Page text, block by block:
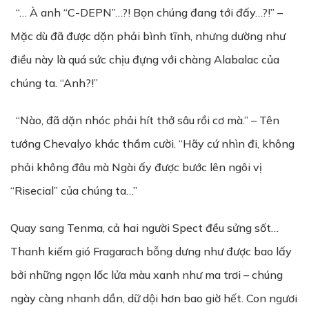
“… À anh “C-DEPN”…?! Bọn chúng đang tới đấy…?!” –
Mặc dù đã được dặn phải bình tĩnh, nhưng dường như
điều này là quá sức chịu đựng với chàng Alabalac của
chúng ta. “Anh?!”
“Nào, đã dặn nhóc phải hít thở sâu rồi cơ mà.” – Tên
tướng Chevalyo khác thầm cười. “Hãy cứ nhìn đi, không
phải không đâu mà Ngài ấy được bước lên ngôi vị
“Risecial” của chúng ta…”
Quay sang Tenma, cả hai người Spect đều sửng sốt…
Thanh kiếm gió Fragarach bỗng dưng như được bao lấy
bởi những ngọn lốc lửa màu xanh như ma trơi – chúng
ngày càng nhanh dần, dữ dội hơn bao giờ hết. Con ngươi